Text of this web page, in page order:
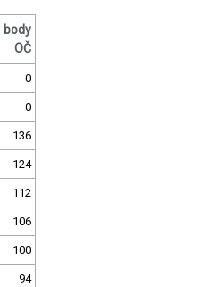
body
OČ
0
0
136
124
112
106
100
94